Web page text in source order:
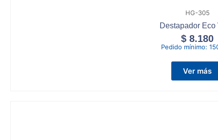
HG-305
Destapador Eco
$ 8.180
Pedido mínimo:
Ver más